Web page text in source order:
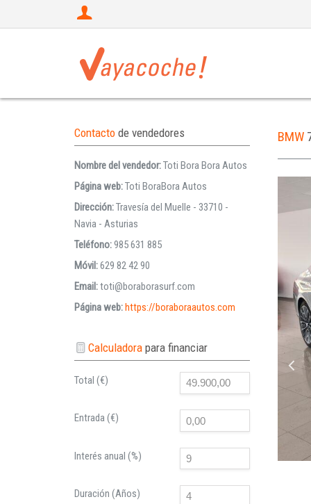
BMW
Contacto de vendedores
Nombre del vendedor:Toti Bora Bora Autos
Página web:Toti BoraBora Autos
Dirección:Travesía del Muelle - 33710 -
Navia - Asturias
Teléfono:985 631 885
Móvil:629 82 42 90
Email:toti@boraborasurf.com
Página web:https://boraboraautos.com
Calculadorapara financiar
Total (€)
Entrada (€)
Interés anual (%)
Duración (Años)